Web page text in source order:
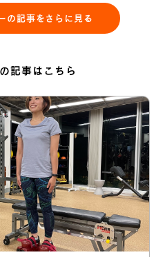
の記事をさらに見る
記事はこちら